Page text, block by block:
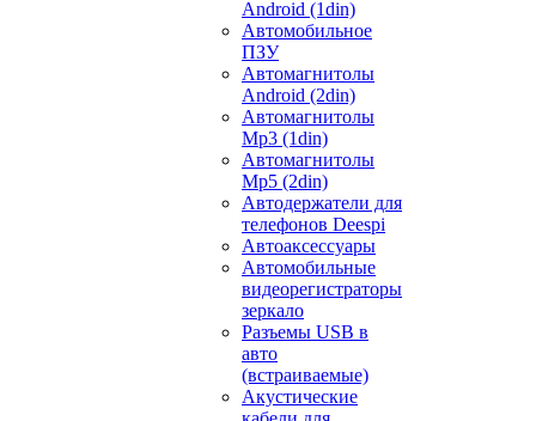
Android (1din)
Автомобильное
ПЗУ
Автомагнитолы
Android (2din)
Автомагнитолы
Mp3 (1din)
Автомагнитолы
Mp5 (2din)
Автодержатели для
телефонов Deespi
Автоаксессуары
Автомобильные
видеорегистраторы
зеркало
Разъемы USB в
авто
(встраиваемые)
Акустические